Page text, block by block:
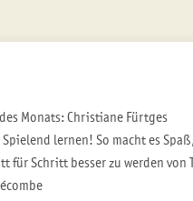
Monats: Christiane Fürtges
Spielend lernen! So macht es
für Schritt besser zu werden von